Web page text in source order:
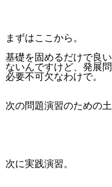
まずはここから。
基礎を固めるだけで良
ないんですけど、発展
必要不可欠なわけで。
次の問題演習のための
次に実践演習。